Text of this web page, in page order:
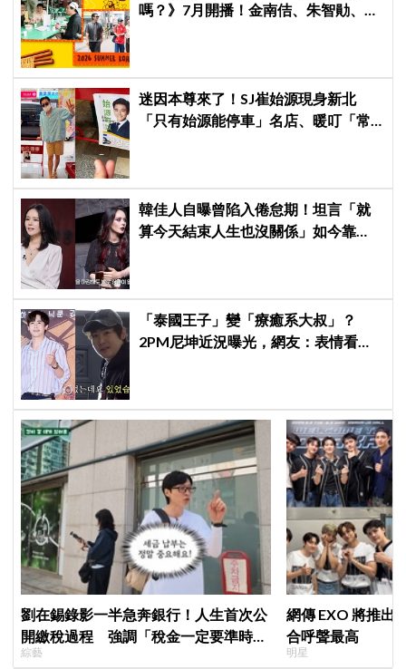
嗎？》7月開播！金南佶、朱智勛、尹
迷因本尊來了！SJ崔始源現身新北
「只有始源能停車」名店、暖叮「常
韓佳人自曝曾陷入倦怠期！坦言「就
算今天結束人生也沒關係」如今靠
「泰國王子」變「療癒系大叔」？
2PM尼坤近況曝光，網友：表情看起
劉在錫錄影一半急奔銀行！人生首次公
開繳稅過程 強調「稅金一定要準時
繳」
綜藝
網傳 EXO 將推出
合呼聲最高
明星